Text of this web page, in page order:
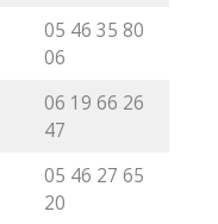
05 46 35 80
06
06 19 66 26
47
05 46 27 65
20